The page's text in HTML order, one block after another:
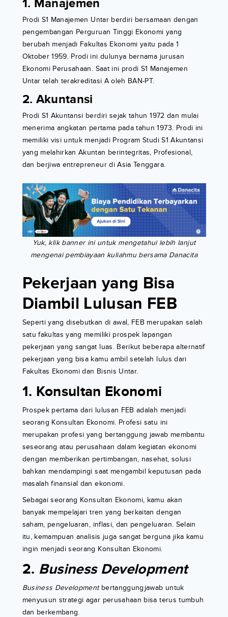
1. Manajemen
Prodi S1 Manajemen Untar berdiri bersamaan dengan
pengembangan Perguruan Tinggi Ekonomi yang
berubah menjadi Fakultas Ekonomi yaitu pada 1
Oktober 1959. Prodi ini dulunya bernama jurusan
Ekonomi Perusahaan. Saat ini prodi S1 Manajemen
Untar telah terakreditasi A oleh BAN-PT.
2. Akuntansi
Prodi S1 Akuntansi berdiri sejak tahun 1972 dan mulai
menerima angkatan pertama pada tahun 1973. Prodi ini
memiliki visi untuk menjadi Program Studi S1 Akuntansi
yang melahirkan Akuntan berintegritas, Profesional,
dan berjiwa entrepreneur di Asia Tenggara.
Yuk, klik banner ini untuk mengetahui lebih lanjut
mengenai pembiayaan kuliahmu bersama Danacita
Pekerjaan yang Bisa
Diambil Lulusan FEB
Seperti yang disebutkan di awal, FEB merupakan salah
satu fakultas yang memiliki prospek lapangan
pekerjaan yang sangat luas. Berikut beberapa alternatif
pekerjaan yang bisa kamu ambil setelah lulus dari
Fakultas Ekonomi dan Bisnis Untar.
1. Konsultan Ekonomi
Prospek pertama dari lulusan FEB adalah menjadi
seorang Konsultan Ekonomi. Profesi satu ini
merupakan profesi yang bertanggung jawab membantu
seseorang atau perusahaan dalam kegiatan ekonomi
dengan memberikan pertimbangan, nasehat, solusi
bahkan mendampingi saat mengambil keputusan pada
masalah finansial dan ekonomi.
Sebagai seorang Konsultan Ekonomi, kamu akan
banyak mempelajari tren yang berkaitan dengan
saham, pengeluaran, inflasi, dan pengeluaran. Selain
itu, kemampuan analisis juga sangat berguna jika kamu
ingin menjadi seorang Konsultan Ekonomi.
2. Business Development
Business Developmentbertanggungjawab untuk
menyusun strategi agar perusahaan bisa terus tumbuh
dan berkembang.